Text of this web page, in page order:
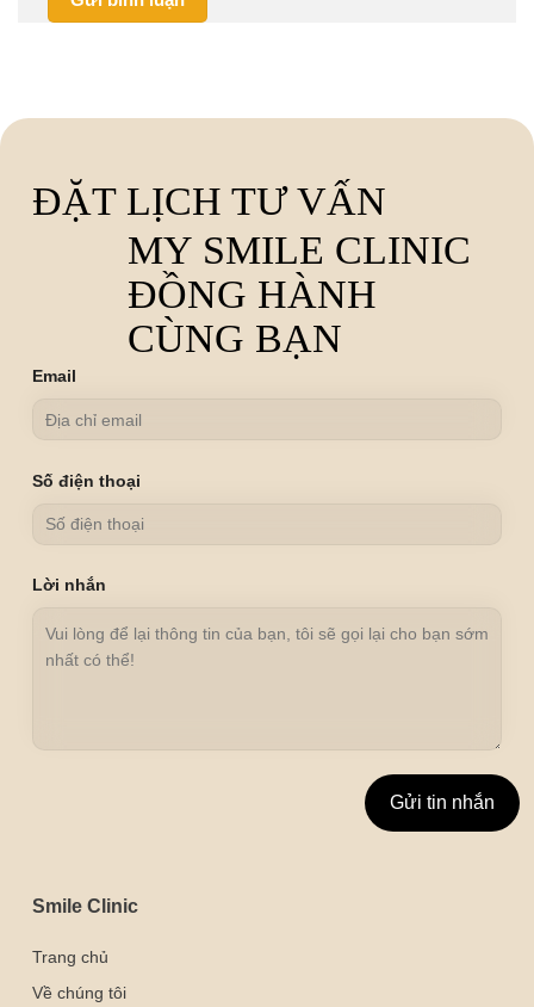
ĐẶT LỊCH TƯ VẤN
MY SMILE CLINIC
ĐỒNG HÀNH
CÙNG BẠN
Email
Số điện thoại
Lời nhắn
Smile Clinic
Trang chủ
Về chúng tôi